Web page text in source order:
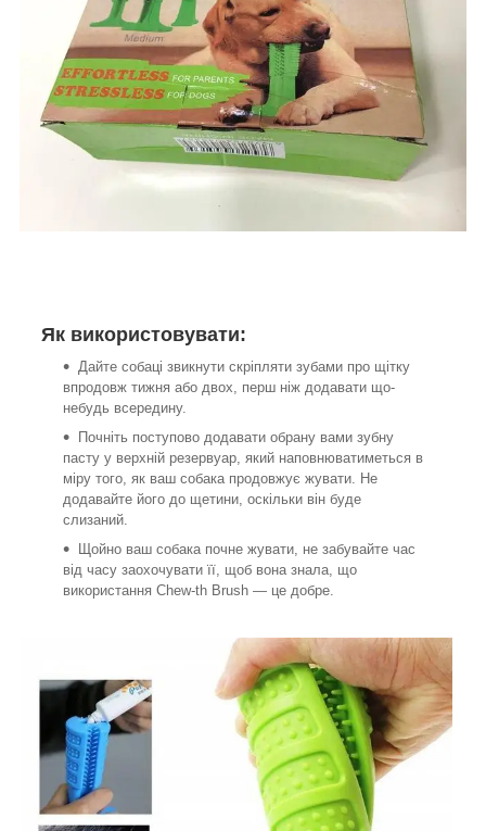
Як використовувати:
Дайте собаці звикнути скріпляти зубами про щітку
впродовж тижня або двох, перш ніж додавати що-
небудь всередину.
Почніть поступово додавати обрану вами зубну
пасту у верхній резервуар, який наповнюватиметься в
міру того, як ваш собака продовжує жувати. Не
додавайте його до щетини, оскільки він буде
слизаний.
Щойно ваш собака почне жувати, не забувайте час
від часу заохочувати її, щоб вона знала, що
використання Chew-th Brush — це добре.